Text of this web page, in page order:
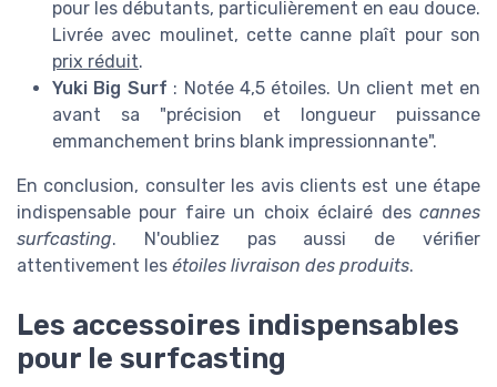
pour les débutants, particulièrement en eau douce.
Livrée avec moulinet, cette canne plaît pour son
prix réduit.
Yuki Big Surf : Notée 4,5 étoiles. Un client met en
avant sa "précision et longueur puissance
emmanchement brins blank impressionnante".
En conclusion, consulter les avis clients est une étape
indispensable pour faire un choix éclairé des cannes
surfcasting. N'oubliez pas aussi de vérifier
attentivement les étoiles livraison des produits.
Les accessoires indispensables
pour le surfcasting